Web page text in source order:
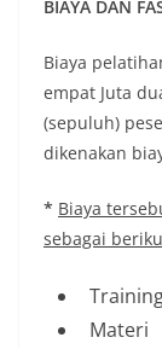
BIAYA DAN
Biaya
empat Juta
(sepuluh)
dikenakan
* Biaya
sebagai
Materi